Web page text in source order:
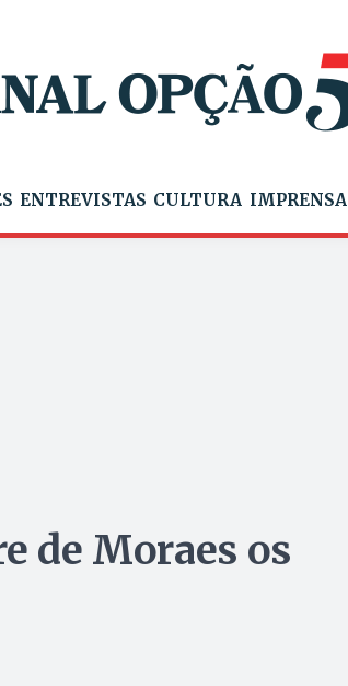
ENTREVISTAS CULTURA IMPRENSA
de Moraes os